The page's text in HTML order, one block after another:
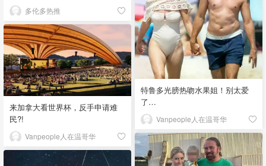
多伦多热推
特鲁多光膀热吻水果姐！别太爱
了…
Vanpeople人在温哥华
来加拿大看世界杯，反手申请难
民?!
Vanpeople人在温哥华